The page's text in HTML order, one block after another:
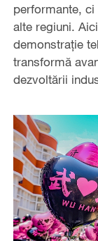
performante,
alte regiuni.
demonstrație
transformă
dezvoltării